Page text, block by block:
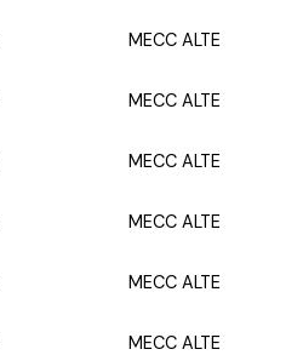
MECC ALTE
MECC ALTE
MECC ALTE
MECC ALTE
MECC ALTE
MECC ALTE